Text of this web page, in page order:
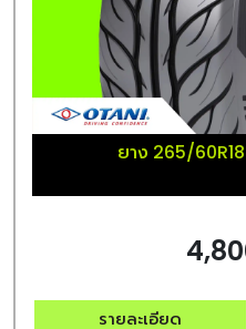
ยาง 265/
รายละเอียด